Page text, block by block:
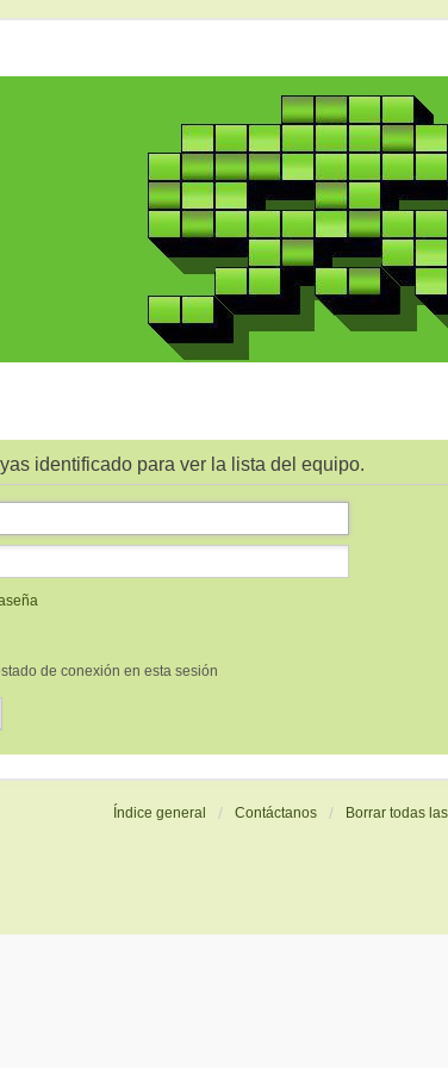
identificado para ver la lista del equipo.
de conexión en esta sesión
Índice general Contáctanos Borrar todas